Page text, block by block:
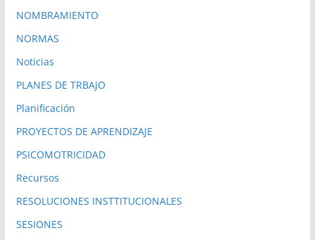
NOMBRAMIENTO
NORMAS
Noticias
PLANES DE TRBAJO
Planificación
PROYECTOS DE APRENDIZAJE
PSICOMOTRICIDAD
Recursos
RESOLUCIONES INSTTITUCIONALES
SESIONES